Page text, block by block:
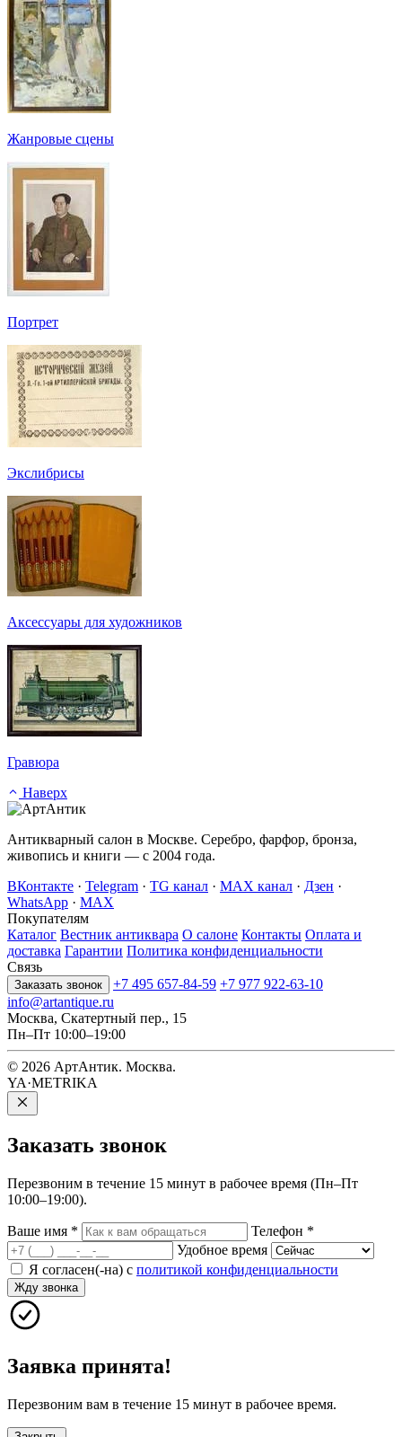
Жанровые сцены
Портрет
Экслибрисы
Аксессуары для художников
Гравюра
Наверх
Антикварный салон в Москве. Серебро, фарфор, бронза,
живопись и книги — с 2004 года.
ВКонтакте · Telegram · TG канал · MAX канал · Дзен ·
WhatsApp · MAX
Покупателям
Каталог Вестник антиквара О салоне Контакты Оплата и
доставка Гарантии Политика конфиденциальности
Связь
Заказать звонок +7 495 657-84-59 +7 977 922-63-10
info@artantique.ru
Москва, Скатертный пер., 15
Пн–Пт 10:00–19:00
© 2026 АртАнтик. Москва.
YA·METRIKA
Заказать звонок
Перезвоним в течение 15 минут в рабочее время (Пн–Пт
10:00–19:00).
Ваше имя * Телефон *
Удобное время
Я согласен(-на) с политикой конфиденциальности
Жду звонка
Заявка принята!
Перезвоним вам в течение 15 минут в рабочее время.